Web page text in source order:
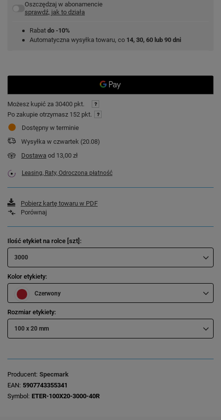
Oszczędzaj w abonamencie
sprawdź, jak to działa
Rabat do -10%
Automatyczna wysyłka towaru, co 14, 30, 60 lub 90 dni
Możesz kupić za 30400 pkt.
Po zakupie otrzymasz 152 pkt.
Dostępny w terminie
Wysyłka w czwartek (20.08)
Dostawa od 13,00 zł
Leasing, Raty, Odroczona płatność
Pobierz kartę towaru w PDF
Porównaj
Ilość etykiet na rolce [szt]
3000
Kolor etykiety
Czerwony
Rozmiar etykiety
100 x 20 mm
Producent Specmark
EAN 5907743355341
Symbol ETER-100X20-3000-40R